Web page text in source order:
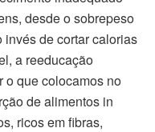
desde o sobrepeso
de cortar calorias
a reeducação
o que colocamos no
de alimentos in
ricos em fibras,